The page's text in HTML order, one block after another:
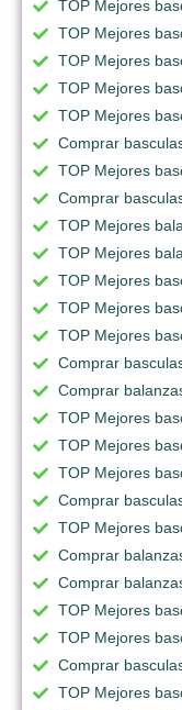
TOP Mejores
TOP Mejores
TOP Mejores
TOP Mejores
TOP Mejores
Comprar
TOP Mejores
Comprar
TOP Mejores
TOP Mejores
TOP Mejores
TOP Mejores
TOP Mejores
Comprar
Comprar
TOP Mejores
TOP Mejores
TOP Mejores
Comprar
TOP Mejores
Comprar
Comprar
TOP Mejores
TOP Mejores
Comprar
TOP Mejores